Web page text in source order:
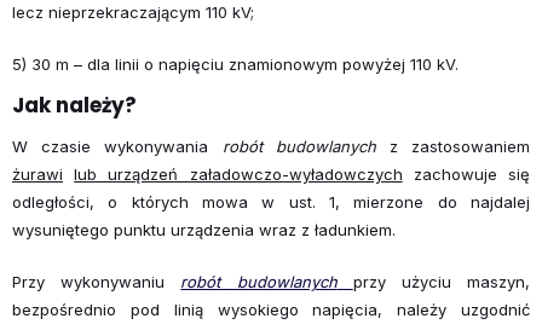
lecz nieprzekraczającym 110 kV;
5) 30 m – dla linii o napięciu znamionowym powyżej 110 kV.
Jak należy?
W czasie wykonywania robót budowlanychz zastosowaniem
żurawi
lub urządzeń załadowczo-wyładowczych zachowuje się
odległości, o których mowa w ust. 1, mierzone do najdalej
wysuniętego punktu urządzenia wraz z ładunkiem.
Przy wykonywaniu robót budowlanych
przy użyciu maszyn,
bezpośrednio pod linią wysokiego napięcia, należy uzgodnić